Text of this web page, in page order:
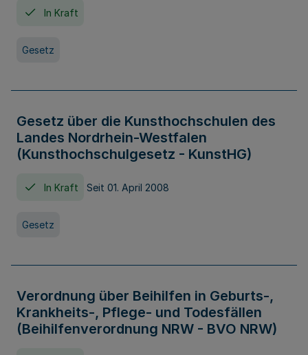
In Kraft
Gesetz
Gesetz über die Kunsthochschulen des
Landes Nordrhein-Westfalen
(Kunsthochschulgesetz - KunstHG)
In Kraft Seit 01. April 2008
Gesetz
Verordnung über Beihilfen in Geburts-,
Krankheits-, Pflege- und Todesfällen
(Beihilfenverordnung NRW - BVO NRW)